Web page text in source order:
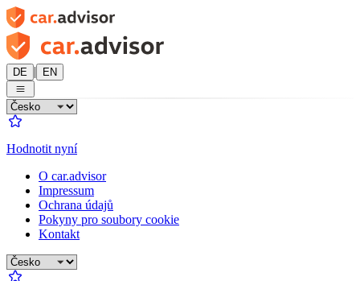
DE | EN
Hodnotit nyní
O car.advisor
Impressum
Ochrana údajů
Pokyny pro soubory cookie
Kontakt